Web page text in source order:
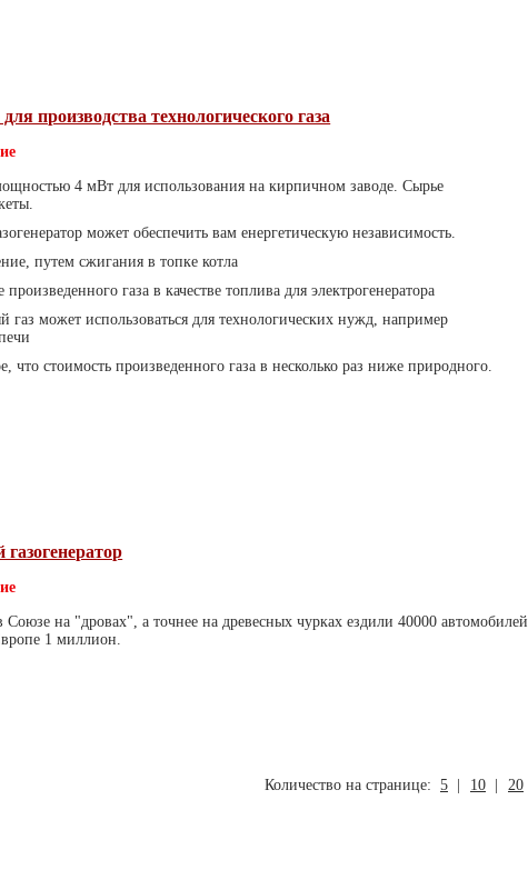
для производства технологического газа
4 мВт для использования на кирпичном заводе. Сырье
может обеспечить вам енергетическую независимость.
путем сжигания в топке котла
газа в качестве топлива для электрогенератора
газ может использоваться для технологических нужд, например
что стоимость произведенного газа в несколько раз ниже природного.
на "дровах", а точнее на древесных чурках ездили 40000 автомобилей
1 миллион.
Количество на странице: 5 10 20